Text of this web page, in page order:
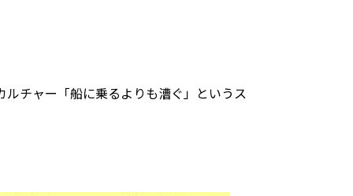
チャー「船に乗るよりも漕ぐ」というス